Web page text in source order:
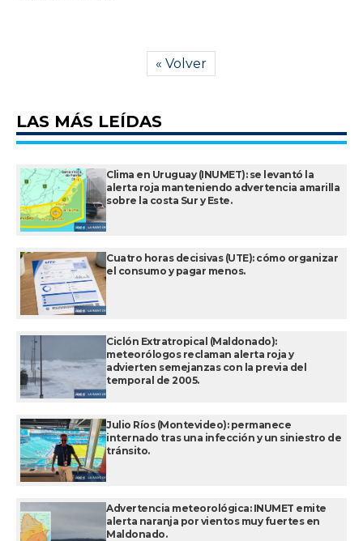
« Volver
LAS MÁS LEÍDAS
Clima en Uruguay (INUMET): se levantó la
alerta roja manteniendo advertencia amarilla
sobre la costa Sur y Este.
Cuatro horas decisivas (UTE): cómo organizar
el consumo y pagar menos.
Ciclón Extratropical (Maldonado):
meteorólogos reclaman alerta roja y
advierten semejanzas con la previa del
temporal de 2005.
Julio Ríos (Montevideo): permanece
internado tras una infección y un siniestro de
tránsito.
Advertencia meteorológica: INUMET emite
alerta naranja por vientos muy fuertes en
Maldonado.